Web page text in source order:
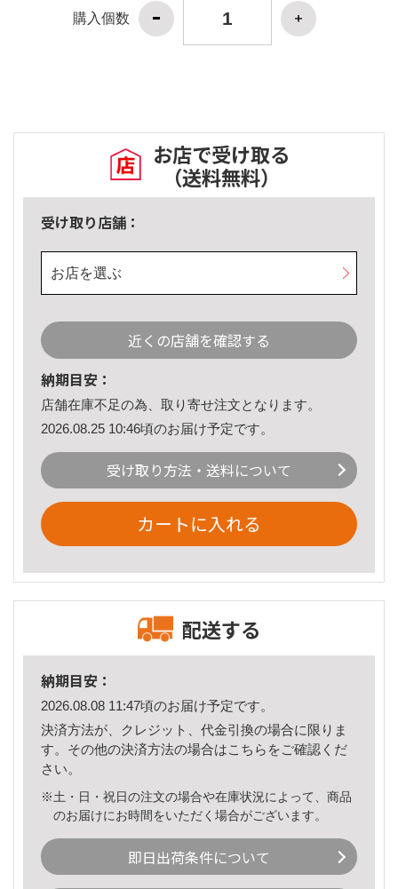
購入個数
お店で受け取る
（送料無料）
受け取り店舗：
お店を選ぶ
近くの店舗を確認する
納期目安：
店舗在庫不足の為、取り寄せ注文となります。
2026.08.25 10:46頃のお届け予定です。
受け取り方法・送料について
カートに入れる
配送する
納期目安：
2026.08.08 11:47頃のお届け予定です。
決済方法が、クレジット、代金引換の場合に限りま
す。その他の決済方法の場合はこちら をご確認くだ
さい。
※土・日・祝日の注文の場合や在庫状況によって、商品
のお届けにお時間をいただく場合がございます。
即日出荷条件について